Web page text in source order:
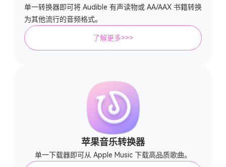
单一转换器即可将 Audible 有声读物或 AA/AAX 书籍转换
为其他流行的音频格式。
了解更多>>>
苹果音乐转换器
单一下载器即可从 Apple Music 下载高品质歌曲。